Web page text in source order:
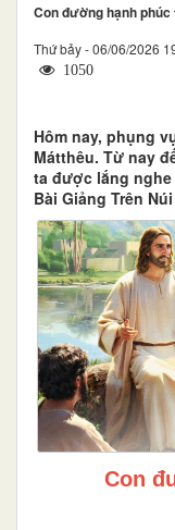
Con đường hạnh phúc
Thứ bảy - 06/06/2026
1050
Hôm nay, phụng
Mátthêu. Từ nay
ta được lắng
Bài Giảng Trên
Con